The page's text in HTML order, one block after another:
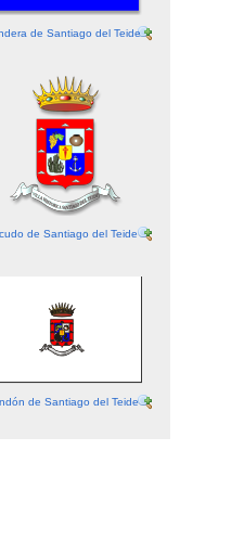
de Santiago del Teide
de Santiago del Teide
de Santiago del Teide